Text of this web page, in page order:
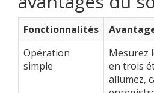
Fonctionnalités
Opération
simple
Mesurez
en trois
allumez,